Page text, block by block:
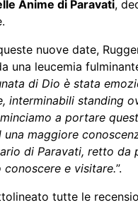
Anime di Paravati,
nuove date,
una leucemia
di Dio è stata
interminabili standing
a portare
maggiore
di Paravati, retto da
e visitare.”.
tutte le